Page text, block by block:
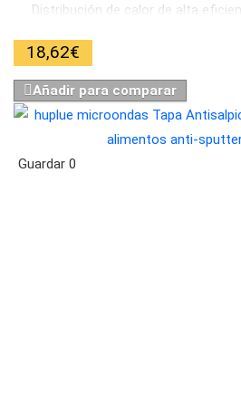
Distribución de calor de alta
18,62€
Añadir para comparar
Guardar 0